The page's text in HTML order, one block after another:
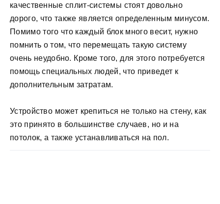
качественные сплит-системы стоят довольно
дорого, что также является определенным минусом.
Помимо того что каждый блок много весит, нужно
помнить о том, что перемещать такую систему
очень неудобно. Кроме того, для этого потребуется
помощь специальных людей, что приведет к
дополнительным затратам.
Устройство может крепиться не только на стену, как
это принято в большинстве случаев, но и на
потолок, а также устанавливаться на пол.